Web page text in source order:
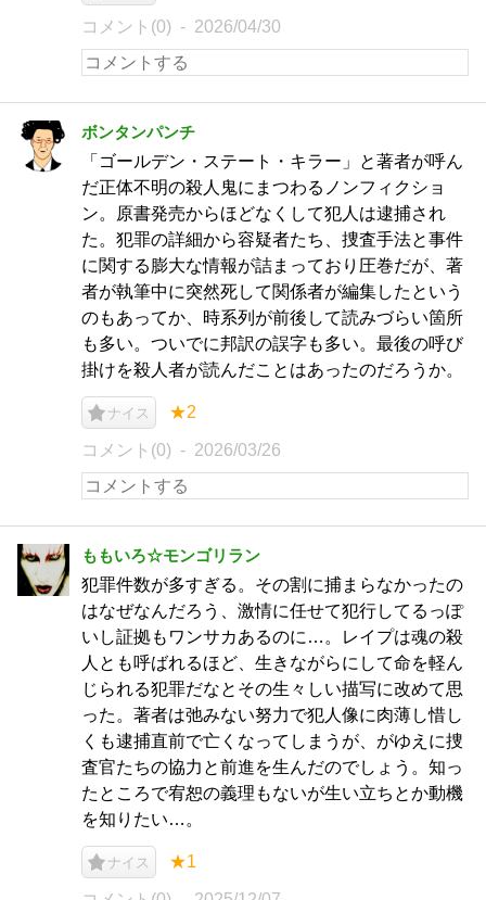
コメント(0) 2026/04/30
ボンタンパンチ
「ゴールデン・ステート・キラー」と著者が呼ん
だ正体不明の殺人鬼にまつわるノンフィクショ
ン。原書発売からほどなくして犯人は逮捕され
た。犯罪の詳細から容疑者たち、捜査手法と事件
に関する膨大な情報が詰まっており圧巻だが、著
者が執筆中に突然死して関係者が編集したという
のもあってか、時系列が前後して読みづらい箇所
も多い。ついでに邦訳の誤字も多い。最後の呼び
掛けを殺人者が読んだことはあったのだろうか。
ナイス ★2
コメント(0) 2026/03/26
ももいろ☆モンゴリラン
犯罪件数が多すぎる。その割に捕まらなかったの
はなぜなんだろう、激情に任せて犯行してるっぽ
いし証拠もワンサカあるのに…。レイプは魂の殺
人とも呼ばれるほど、生きながらにして命を軽ん
じられる犯罪だなとその生々しい描写に改めて思
った。著者は弛みない努力で犯人像に肉薄し惜し
くも逮捕直前で亡くなってしまうが、がゆえに捜
査官たちの協力と前進を生んだのでしょう。知っ
たところで宥恕の義理もないが生い立ちとか動機
を知りたい…。
ナイス ★1